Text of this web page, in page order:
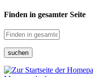
Finden in gesamter Seite
suchen